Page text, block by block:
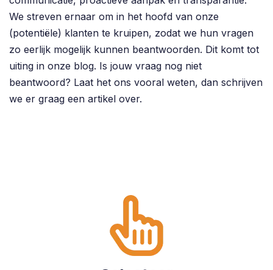
We streven ernaar om in het hoofd van onze
(potentiële) klanten te kruipen, zodat we hun vragen
zo eerlijk mogelijk kunnen beantwoorden. Dit komt tot
uiting in onze blog. Is jouw vraag nog niet
beantwoord? Laat het ons vooral weten, dan schrijven
we er graag een artikel over.